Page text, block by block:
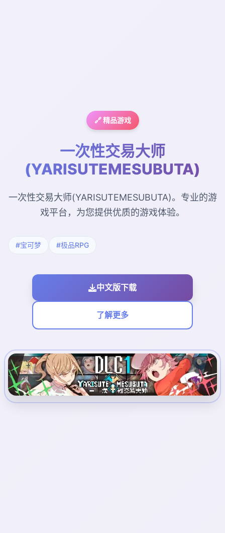
🔗 精品游戏
一次性交易大师
(YARISUTEMESUBUTA)
一次性交易大师(YARISUTEMESUBUTA)。专业的游
戏平台，为您提供优质的游戏体验。
#宝可梦 #极品RPG
中文版下载
了解更多